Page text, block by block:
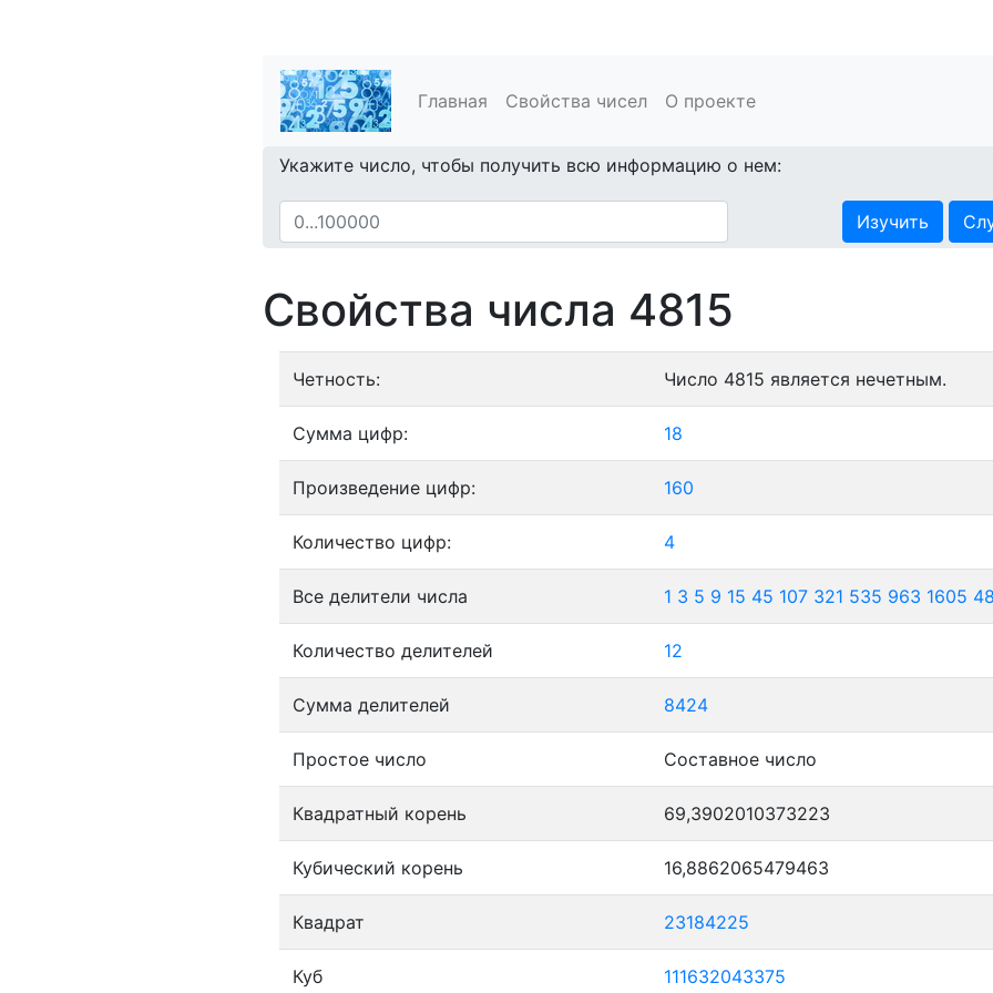
Главная Свойства чисел О проекте
Укажите число, чтобы получить всю информацию о нем:
Изучить
Свойства числа 4815
Четность: Число 4815 является нечетным.
Сумма цифр: 18
Произведение цифр: 160
Количество цифр: 4
Все делители числа 1 3 5 9 15 45 107 321 535 963 1605
Количество делителей 12
Сумма делителей 8424
Простое число Составное число
Квадратный корень 69,3902010373223
Кубический корень 16,8862065479463
Квадрат 23184225
Куб 111632043375